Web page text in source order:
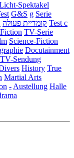
Spektakel
G&S g Serie
קומדיית פעולה Test c
TV-Serie
Science-Fiction
Docutainment
TV-Sendung
History True
Martial Arts
- Austellung Halle